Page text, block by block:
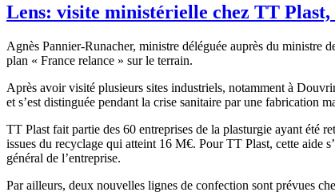
Lens: visite ministérielle chez TT
Agnès Pannier-Runacher, ministre déléguée auprès du ministre
plan « France relance » sur le terrain.
Après avoir visité plusieurs sites industriels, notamment à
et s’est distinguée pendant la crise sanitaire par une fabrication
TT Plast fait partie des 60 entreprises de la plasturgie ayant été
issues du recyclage qui atteint 16 M€. Pour TT Plast, cette aide
général de l’entreprise.
Par ailleurs, deux nouvelles lignes de confection sont prévues